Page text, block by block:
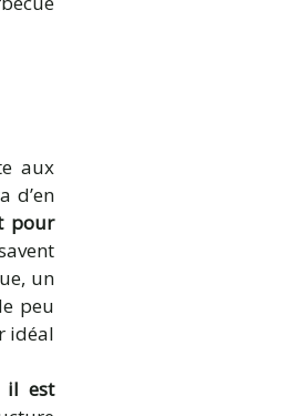
aux
d’en
pour
un
peu
idéal
il est